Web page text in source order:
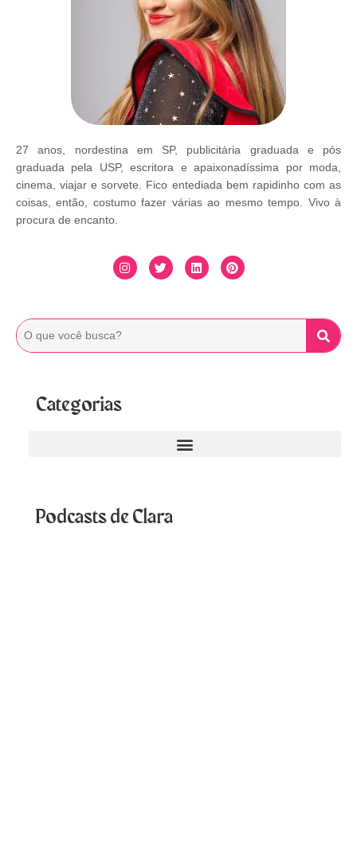
27 anos, nordestina em SP, publicitária graduada e pós
graduada pela USP, escritora e apaixonadíssima por moda,
cinema, viajar e sorvete. Fico entediada bem rapidinho com as
coisas, então, costumo fazer várias ao mesmo tempo. Vivo à
procura de encanto.
Categorias
Podcasts de Clara